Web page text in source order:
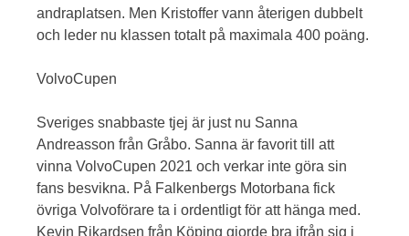
andraplatsen. Men Kristoffer vann återigen dubbelt
och leder nu klassen totalt på maximala 400 poäng.
VolvoCupen
Sveriges snabbaste tjej är just nu Sanna
Andreasson från Gråbo. Sanna är favorit till att
vinna VolvoCupen 2021 och verkar inte göra sin
fans besvikna. På Falkenbergs Motorbana fick
övriga Volvoförare ta i ordentligt för att hänga med.
Kevin Rikardsen från Köping gjorde bra ifrån sig i